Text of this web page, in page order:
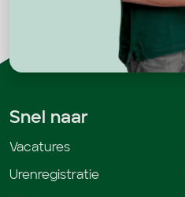
Snel naar
Vacatures
Urenregistratie